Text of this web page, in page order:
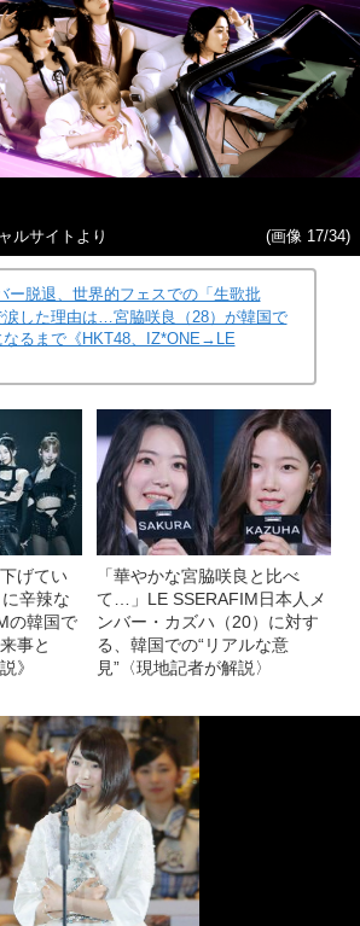
ルサイトより (画像 17/34)
ー脱退、世界的フェスでの「生歌批
涙した理由は…宮脇咲良（28）が韓国で
なるまで《HKT48、IZ*ONE→LE
げてい
辛辣な
の韓国で
事と
》
「華やかな宮脇咲良と比べ
て…」LE SSERAFIM日本人メ
ンバー・カズハ（20）に対す
る、韓国での“リアルな意
見”〈現地記者が解説〉